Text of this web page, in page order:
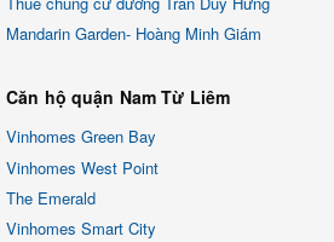
Mandarin Garden- Hoàng Minh Giám
Căn hộ quận Nam Từ Liêm
Vinhomes Green Bay
Vinhomes West Point
The Emerald
Vinhomes Smart City